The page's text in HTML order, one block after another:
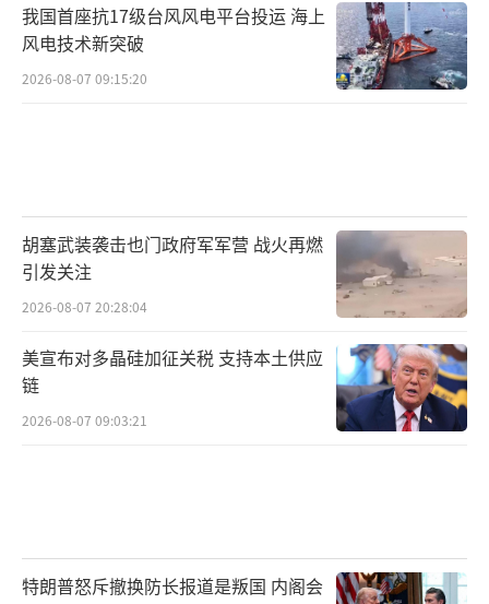
我国首座抗17级台风风电平台投运 海上
风电技术新突破
2026-08-07 09:15:20
胡塞武装袭击也门政府军军营 战火再燃
引发关注
2026-08-07 20:28:04
美宣布对多晶硅加征关税 支持本土供应
链
2026-08-07 09:03:21
特朗普怒斥撤换防长报道是叛国 内阁会